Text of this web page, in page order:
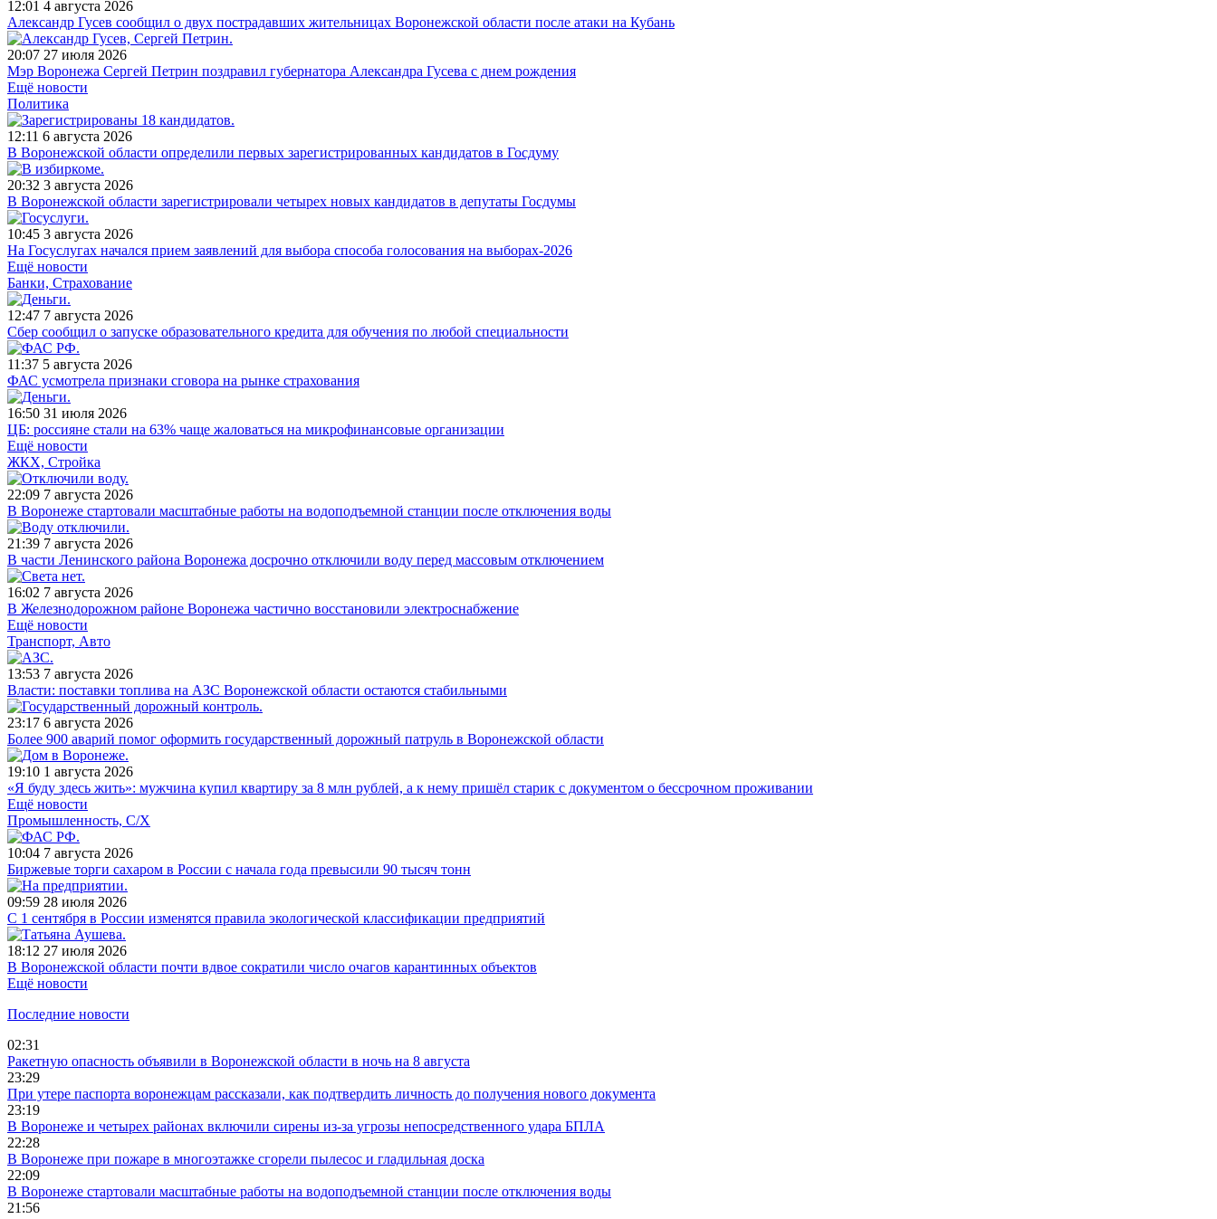
12:01 4 августа 2026
Александр Гусев сообщил о двух пострадавших жительницах Воронежской области после атаки на Кубань
20:07 27 июля 2026
Мэр Воронежа Сергей Петрин поздравил губернатора Александра Гусева с днем рождения
Ещё новости
Политика
12:11 6 августа 2026
В Воронежской области определили первых зарегистрированных кандидатов в Госдуму
20:32 3 августа 2026
В Воронежской области зарегистрировали четырех новых кандидатов в депутаты Госдумы
10:45 3 августа 2026
На Госуслугах начался прием заявлений для выбора способа голосования на выборах-2026
Ещё новости
Банки, Страхование
12:47 7 августа 2026
Сбер сообщил о запуске образовательного кредита для обучения по любой специальности
11:37 5 августа 2026
ФАС усмотрела признаки сговора на рынке страхования
16:50 31 июля 2026
ЦБ: россияне стали на 63% чаще жаловаться на микрофинансовые организации
Ещё новости
ЖКХ, Стройка
22:09 7 августа 2026
В Воронеже стартовали масштабные работы на водоподъемной станции после отключения воды
21:39 7 августа 2026
В части Ленинского района Воронежа досрочно отключили воду перед массовым отключением
16:02 7 августа 2026
В Железнодорожном районе Воронежа частично восстановили электроснабжение
Ещё новости
Транспорт, Авто
13:53 7 августа 2026
Власти: поставки топлива на АЗС Воронежской области остаются стабильными
23:17 6 августа 2026
Более 900 аварий помог оформить государственный дорожный патруль в Воронежской области
19:10 1 августа 2026
«Я буду здесь жить»: мужчина купил квартиру за 8 млн рублей, а к нему пришёл старик с документом о бессрочном проживании
Ещё новости
Промышленность, С/Х
10:04 7 августа 2026
Биржевые торги сахаром в России с начала года превысили 90 тысяч тонн
09:59 28 июля 2026
С 1 сентября в России изменятся правила экологической классификации предприятий
18:12 27 июля 2026
В Воронежской области почти вдвое сократили число очагов карантинных объектов
Ещё новости
Последние новости
02:31
Ракетную опасность объявили в Воронежской области в ночь на 8 августа
23:29
При утере паспорта воронежцам рассказали, как подтвердить личность до получения нового документа
23:19
В Воронеже и четырех районах включили сирены из-за угрозы непосредственного удара БПЛА
22:28
В Воронеже при пожаре в многоэтажке сгорели пылесос и гладильная доска
22:09
В Воронеже стартовали масштабные работы на водоподъемной станции после отключения воды
21:56